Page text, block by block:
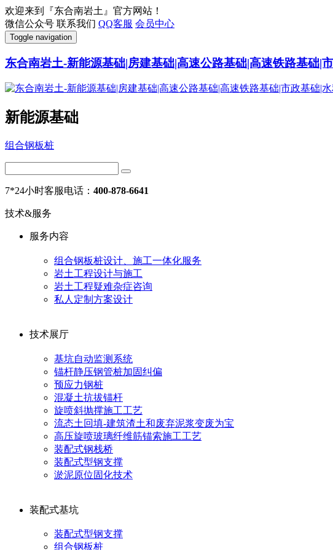
欢迎来到『东合南岩土』官方网站！
微信公众号 联系我们 QQ客服 会员中心
Toggle navigation
东合南岩土-新能源基础|房建基础|高速公路基础|高速铁路基础|
新能源基础
组合钢板桩
7*24小时客服电话： 400-878-6641
技术&服务
服务内容
组合钢板桩设计、施工一体化服务
岩土工程设计与施工
岩土工程疑难杂症咨询
私人定制方案设计
技术展厅
基坑自动监测系统
锚杆静压钢管桩加固纠偏
预应力钢桩
混凝土抗拔锚杆
旋喷斜抛撑施工工艺
流态土回填-建筑渣土和废弃泥浆变废为宝
高压旋喷玻璃纤维筋锚索施工工艺
装配式钢栈桥
装配式型钢支撑
淤泥原位固化技术
装配式基坑
装配式型钢支撑
组合钢板桩